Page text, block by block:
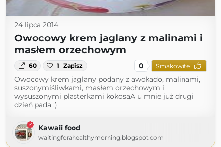
24 lipca 2014
Owocowy krem jaglany z malinami i
masłem orzechowym
60 1 Zapisz 0 Smakowite
Owocowy krem jaglany podany z awokado, malinami,
suszonymiśliwkami, masłem orzechowym i
wysuszonymi plasterkami kokosaA u mnie już drugi
dzień pada :)
Kawaii food
waitingforahealthymorning.blogspot.com